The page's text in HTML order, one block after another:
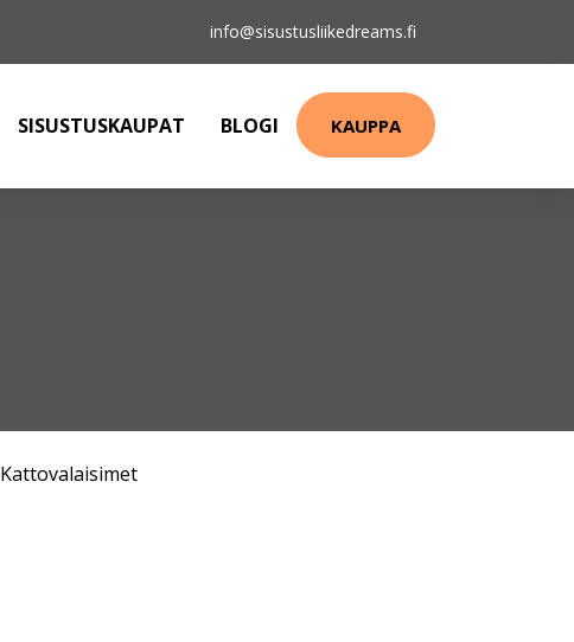
info@sisustusliikedreams.fi
SISUSTUSKAUPAT BLOGI KAUPPA
Kattovalaisimet